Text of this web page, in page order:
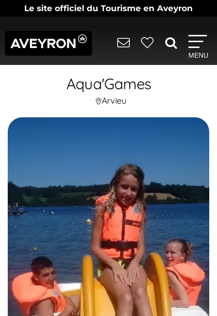
Le site officiel du Tourisme en Aveyron
MENU
Aqua'Games
Arvieu